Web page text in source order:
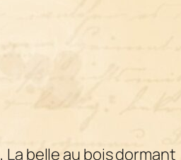
, La belle au bois dormant